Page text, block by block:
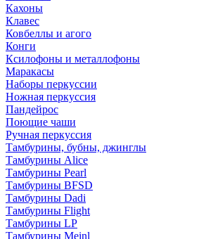
Кахоны
Клавес
Ковбеллы и агого
Конги
Ксилофоны и металлофоны
Маракасы
Наборы перкуссии
Ножная перкуссия
Пандейрос
Поющие чаши
Ручная перкуссия
Тамбурины, бубны, джинглы
Тамбурины Alice
Тамбурины Pearl
Тамбурины BFSD
Тамбурины Dadi
Тамбурины Flight
Тамбурины LP
Тамбурины Meinl